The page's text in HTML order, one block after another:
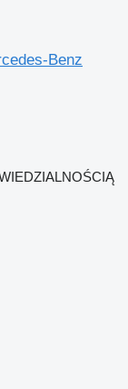
Benz